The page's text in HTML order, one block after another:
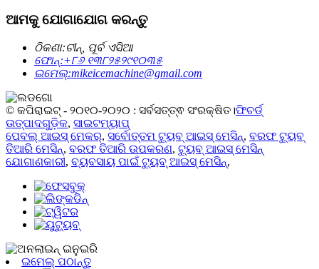
ଆମକୁ ଯୋଗାଯୋଗ କରନ୍ତୁ
ଠିକଣା:ଚୀନ୍, ପୂର୍ବ ଏସିଆ
ଫୋନ୍:+୮୬ ୧୩୮୨୫୨୯୧୦୩୫
ଇମେଲ୍:mikeicemachine@gmail.com
© କପିରାଇଟ୍ - ୨୦୧୦-୨୦୨୦ : ସର୍ବସତ୍ତ୍ଵ ସଂରକ୍ଷିତ।ଫିଚର୍ଡ୍
ଉତ୍ପାଦଗୁଡ଼ିକ, ସାଇଟମ୍ୟାପ୍
ପେବଲ୍ ଆଇସ୍ ମେକର୍, ସର୍ବୋତ୍ତମ ଟ୍ୟୁବ୍ ଆଇସ୍ ମେସିନ୍, ବରଫ ଟ୍ୟୁବ୍
ତିଆରି ମେସିନ୍, ବରଫ ତିଆରି ଉପକରଣ, ଟ୍ୟୁବ୍ ଆଇସ୍ ମେସିନ୍
ଯୋଗାଣକାରୀ, ବ୍ୟବସାୟ ପାଇଁ ଟ୍ୟୁବ୍ ଆଇସ୍ ମେସିନ୍,
ଇମେଲ୍ ପଠାନ୍ତୁ